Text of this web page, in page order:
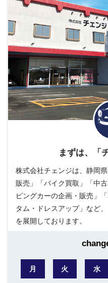
まずは、「
株式会社チェンジは、静岡
販売」「バイク買取」「中
ピングカーの企画・販売」
タム・ドレスアップ」など
を展開しております。
月 火 水